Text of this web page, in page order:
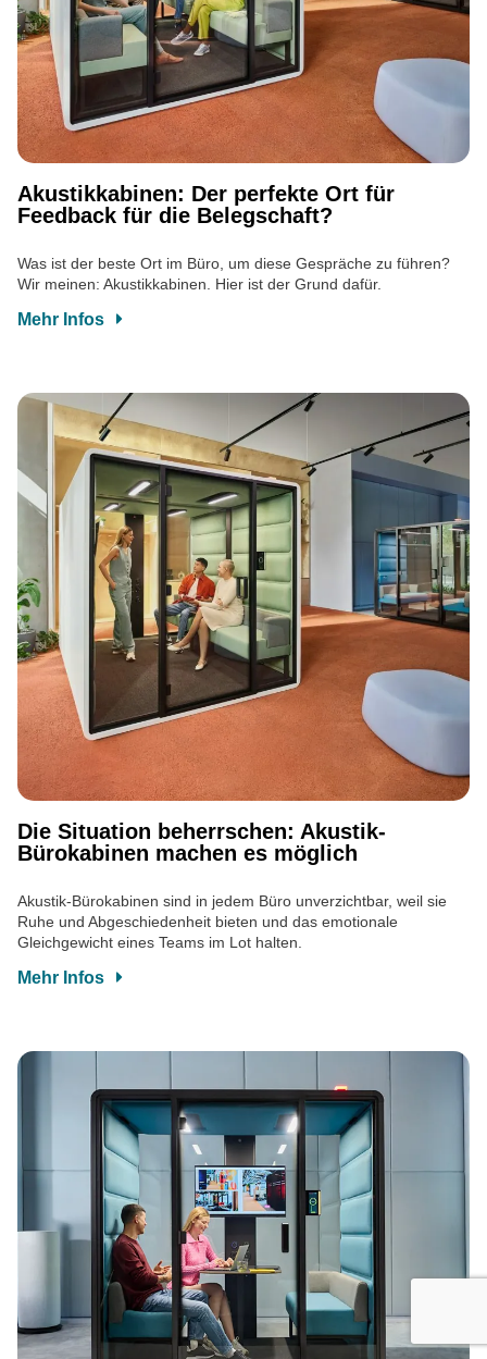
Akustikkabinen: Der perfekte Ort für
Feedback für die Belegschaft?
Was ist der beste Ort im Büro, um diese Gespräche zu führen?
Wir meinen: Akustikkabinen. Hier ist der Grund dafür.
Mehr Infos
Die Situation beherrschen: Akustik-
Bürokabinen machen es möglich
Akustik-Bürokabinen sind in jedem Büro unverzichtbar, weil sie
Ruhe und Abgeschiedenheit bieten und das emotionale
Gleichgewicht eines Teams im Lot halten.
Mehr Infos